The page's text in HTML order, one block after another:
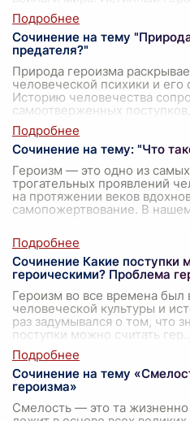
Сочинение на тему
предателя?"
Природа героизма
человеческой психики и
Историю человечества
самоотверженных
Сочинение на тему: "Что
Героизм — это одно из
трогательных проявлений
на протяжении веков
самопожертвование. В
Сочинение Какие поступки
героическими? Проблема
Героизм во все времена
человеческой культуры и
раз задумывался о том, что
поступки можно считать гер
Сочинение на тему
героизма»
Смелость — это та жизненно